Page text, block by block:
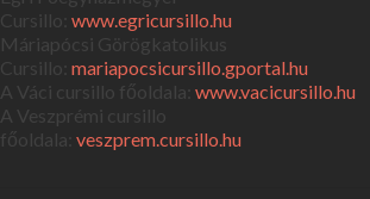
Cursillo: www.egricursillo.hu
Máriapócsi Görögkatolikus
Cursillo: mariapocsicursillo.gportal.hu
A Váci cursillo főoldala: www.vacicursillo.hu
A Veszprémi cursillo
főoldala: veszprem.cursillo.hu